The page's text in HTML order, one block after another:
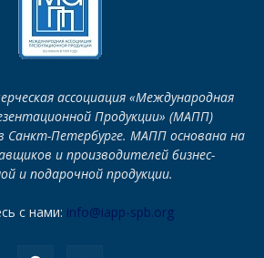
ассоциация «Международная
Продукции» (МАПП)
Санкт-Петербурге. МАПП основана на
и производителей бизнес-
и подарочной продукции.
с нами: info@iapp-spb.org